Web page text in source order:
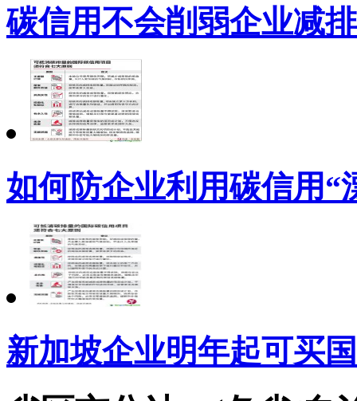
碳信用不会削弱企业减
如何防企业利用碳信用“
新加坡企业明年起可买